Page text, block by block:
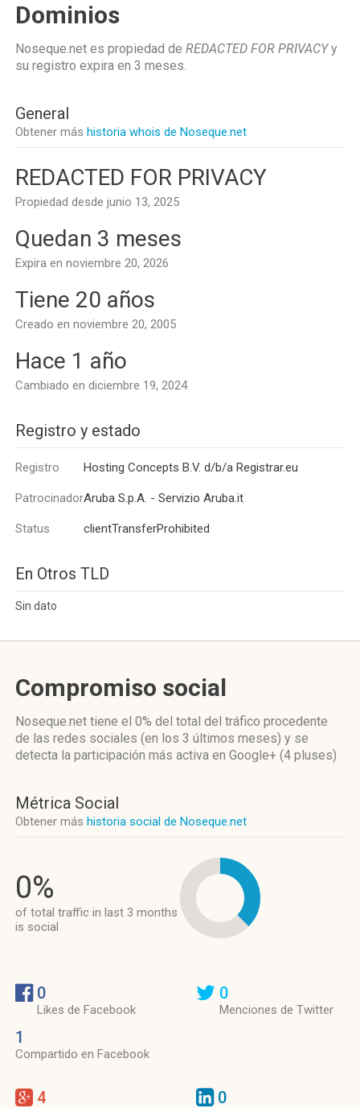
Dominios
Noseque.net es propiedad de REDACTED FOR PRIVACYy
su registro expira en 3 meses.
General
Obtener más historia whois de Noseque.net
REDACTED FOR PRIVACY
Propiedad desde junio 13, 2025
Quedan 3 meses
Expira en noviembre 20, 2026
Tiene 20 años
Creado en noviembre 20, 2005
Hace 1 año
Cambiado en diciembre 19, 2024
Registro y estado
Registro Hosting Concepts B.V. d/b/a Registrar.eu
PatrocinadorAruba S.p.A. - Servizio Aruba.it
Status clientTransferProhibited
En Otros TLD
Sin dato
Compromiso social
Noseque.net tiene el 0% del total del tráfico procedente
de las redes sociales (en los 3 últimos meses) y se
detecta la participación más activa en Google+ (4 pluses)
Métrica Social
Obtener más historia social de Noseque.net
0%
of total traffic in last 3 months
is social
0
Likes de Facebook
1
Compartido en Facebook
0
Menciones de Twitter
4 0